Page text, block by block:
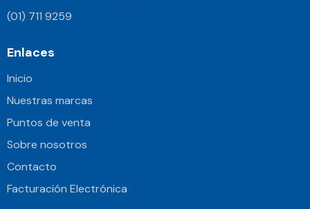
(01) 711 9259
Enlaces
Inicio
Nuestras marcas
Puntos de venta
Sobre nosotros
Contacto
Facturación Electrónica